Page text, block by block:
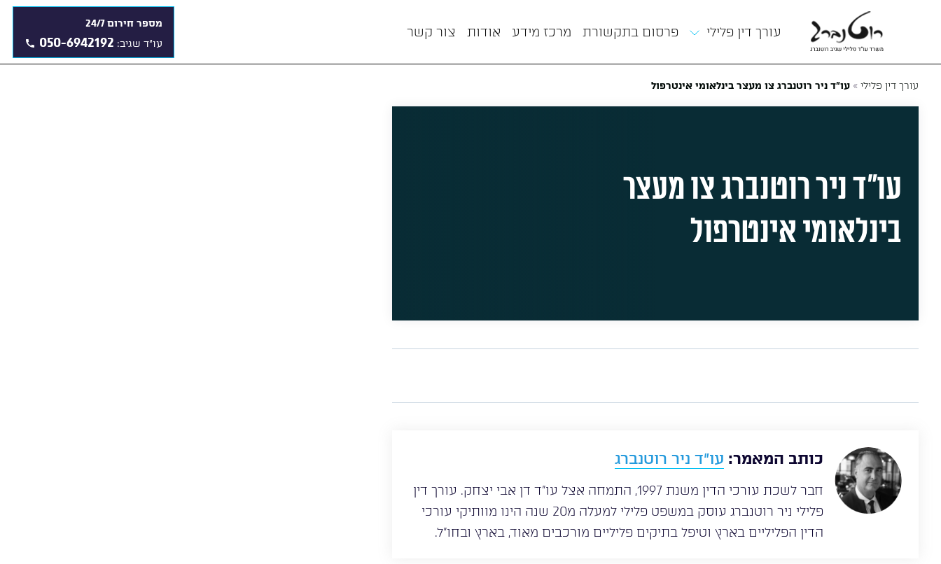
עורך דין פלילי פרסום בתקשורת מרכז מידע אודות צור קשר
מספר חירום 24/7
עו"ד שגיב: 050-6942192
עורך דין פלילי » עו״ד ניר רוטנברג צו מעצר בינלאומי אינטרפול
עו״ד ניר רוטנברג צו מעצר
בינלאומי אינטרפול
כותב המאמר: עו”ד ניר רוטנברג
חבר לשכת עורכי הדין משנת 1997, התמחה אצל עו”ד דן אבי יצחק. עורך דין
פלילי ניר רוטנברג עוסק במשפט פלילי למעלה מ20 שנה הינו מוותיקי עורכי
הדין הפליליים בארץ וטיפל בתיקים פליליים מורכבים מאוד, בארץ ובחו”ל.